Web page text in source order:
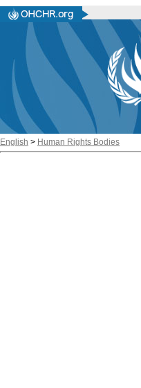
English > Human Rights Bodies